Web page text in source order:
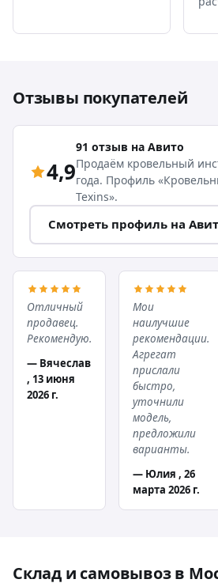
Отзывы покупателей
4,9
91 отзыв на Авито
Продаём кровельный
года. Профиль
Texins».
Смотреть профиль на
Отличный
продавец.
Рекомендую.
— Вячеслав
, 13 июня
2026 г.
Мои
наилучшие
рекомендации.
Агрегат
прислали
быстро,
уточнили
модель,
предложили
варианты.
— Юлия , 26
марта 2026 г.
Склад и самовывоз в